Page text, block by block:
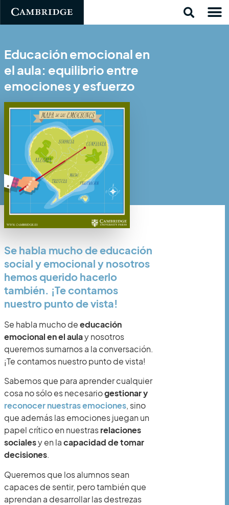
Educación emocional en
el aula: equilibrio entre
emociones y esfuerzo
Se habla mucho de educación
social y emocional y nosotros
hemos querido hacerlo
también. ¡Te contamos
nuestro punto de vista!
Se habla mucho deeducación
emocional en el aulay nosotros
queremos sumarnos a la conversación.
¡Te contamos nuestro punto de vista!
Sabemos que para aprender cualquier
cosa no sólo es necesariogestionar y
reconocer nuestras emociones, sino
que además las emociones juegan un
papel crítico en nuestrasrelaciones
socialesy en lacapacidad de tomar
decisiones.
Queremos que los alumnos sean
capaces de sentir, pero también que
aprendan a desarrollar las destrezas